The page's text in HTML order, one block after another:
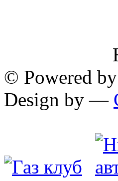
© Powered by
Design by —